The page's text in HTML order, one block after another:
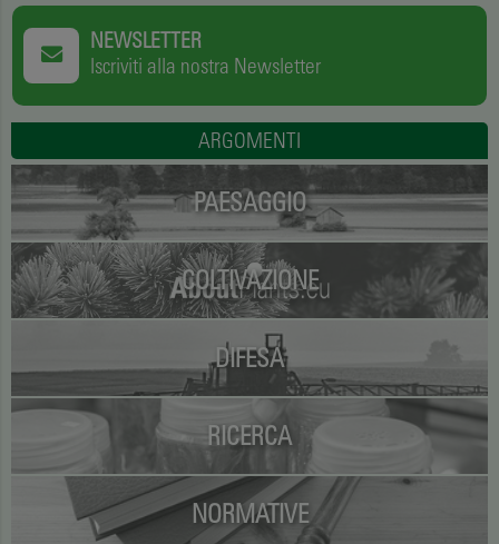
NEWSLETTER
Iscriviti alla nostra Newsletter
ARGOMENTI
PAESAGGIO
COLTIVAZIONE
DIFESA
RICERCA
NORMATIVE